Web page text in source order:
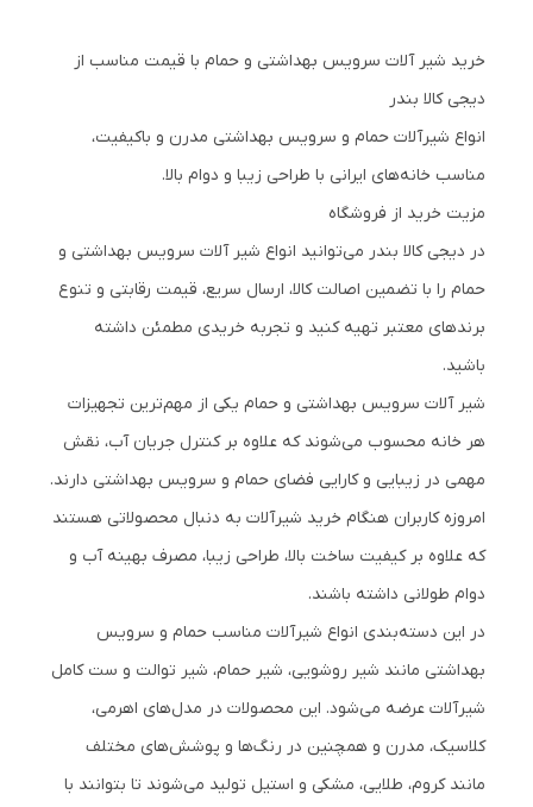
خرید شیر آلات سرویس بهداشتی و حمام با قیمت مناسب از
دیجی کالا بندر
انواع شیرآلات حمام و سرویس بهداشتی مدرن و باکیفیت،
مناسب خانه‌های ایرانی با طراحی زیبا و دوام بالا.
مزیت خرید از فروشگاه
در دیجی کالا بندر می‌توانید انواع شیر آلات سرویس بهداشتی و
حمام را با تضمین اصالت کالا، ارسال سریع، قیمت رقابتی و تنوع
برندهای معتبر تهیه کنید و تجربه خریدی مطمئن داشته
باشید.
شیر آلات سرویس بهداشتی و حمام یکی از مهم‌ترین تجهیزات
هر خانه محسوب می‌شوند که علاوه بر کنترل جریان آب، نقش
مهمی در زیبایی و کارایی فضای حمام و سرویس بهداشتی دارند.
امروزه کاربران هنگام خرید شیرآلات به دنبال محصولاتی هستند
که علاوه بر کیفیت ساخت بالا، طراحی زیبا، مصرف بهینه آب و
دوام طولانی داشته باشند.
در این دسته‌بندی انواع شیرآلات مناسب حمام و سرویس
بهداشتی مانند شیر روشویی، شیر حمام، شیر توالت و ست کامل
شیرآلات عرضه می‌شود. این محصولات در مدل‌های اهرمی،
کلاسیک، مدرن و همچنین در رنگ‌ها و پوشش‌های مختلف
مانند کروم، طلایی، مشکی و استیل تولید می‌شوند تا بتوانند با